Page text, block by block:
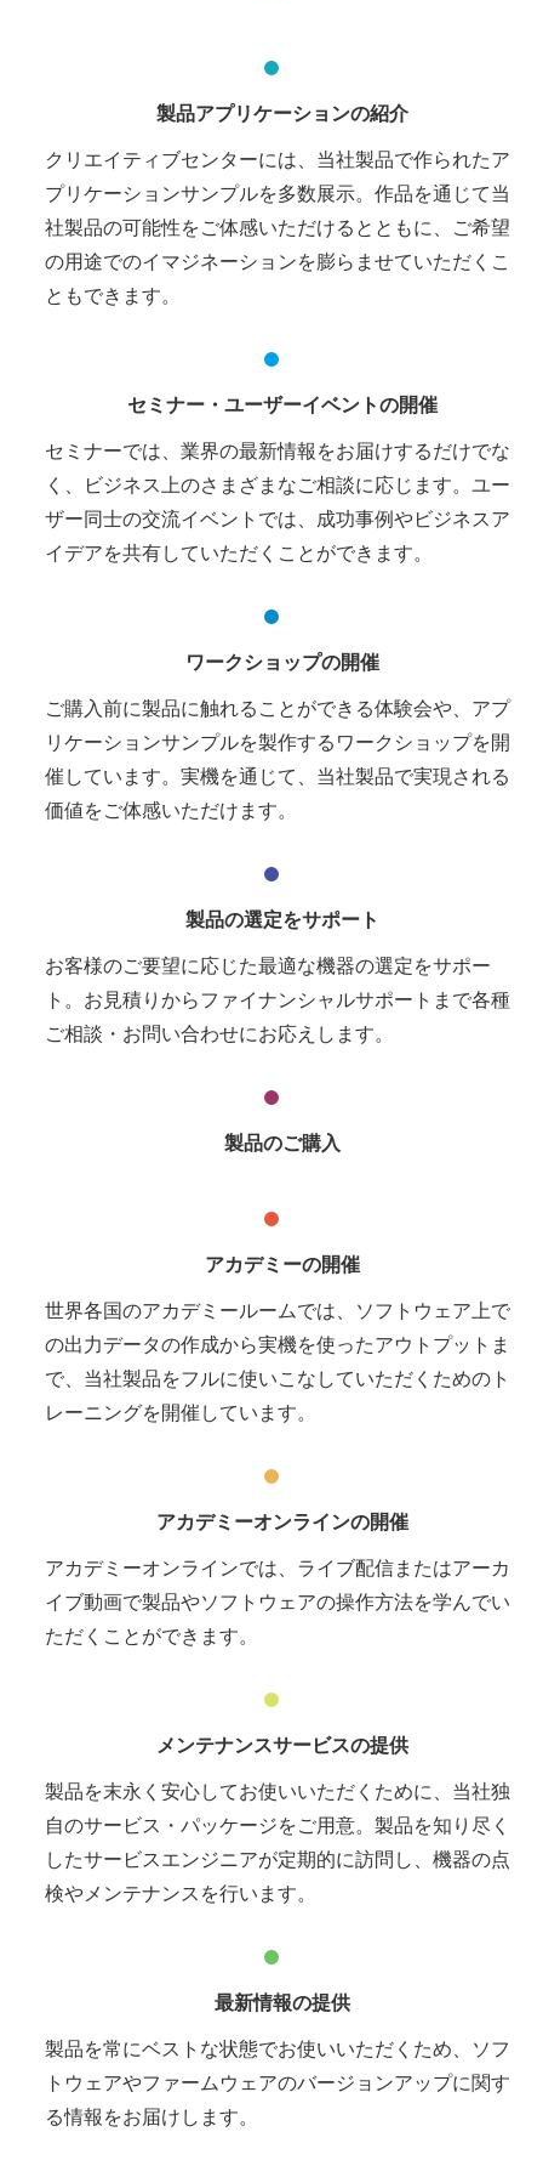
製品アプリケーションの紹介
クリエイティブセンターには、当社製品で作られたア
プリケーションサンプルを多数展示。作品を通じて当
社製品の可能性をご体感いただけるとともに、ご希望
の用途でのイマジネーションを膨らませていただくこ
ともできます。
セミナー・ユーザーイベントの開催
セミナーでは、業界の最新情報をお届けするだけでな
く、ビジネス上のさまざまなご相談に応じます。ユー
ザー同士の交流イベントでは、成功事例やビジネスア
イデアを共有していただくことができます。
ワークショップの開催
ご購入前に製品に触れることができる体験会や、アプ
リケーションサンプルを製作するワークショップを開
催しています。実機を通じて、当社製品で実現される
価値をご体感いただけます。
製品の選定をサポート
お客様のご要望に応じた最適な機器の選定をサポー
ト。お見積りからファイナンシャルサポートまで各種
ご相談・お問い合わせにお応えします。
製品のご購入
アカデミーの開催
世界各国のアカデミールームでは、ソフトウェア上で
の出力データの作成から実機を使ったアウトプットま
で、当社製品をフルに使いこなしていただくためのト
レーニングを開催しています。
アカデミーオンラインの開催
アカデミーオンラインでは、ライブ配信またはアーカ
イブ動画で製品やソフトウェアの操作方法を学んでい
ただくことができます。
メンテナンスサービスの提供
製品を末永く安心してお使いいただくために、当社独
自のサービス・パッケージをご用意。製品を知り尽く
したサービスエンジニアが定期的に訪問し、機器の点
検やメンテナンスを行います。
最新情報の提供
製品を常にベストな状態でお使いいただくため、ソフ
トウェアやファームウェアのバージョンアップに関す
る情報をお届けします。